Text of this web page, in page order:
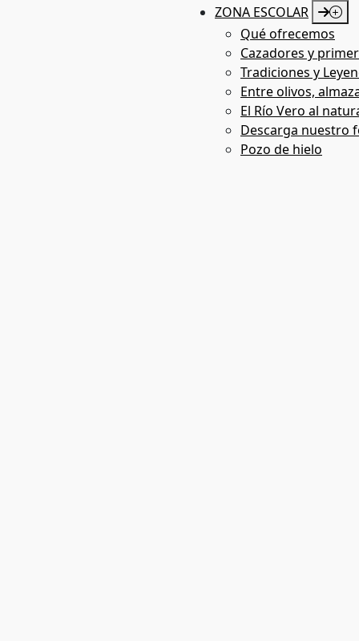
ZONA ESCOLAR
Qué ofrecemos
Cazadores y
Tradiciones y
Entre olivos,
El Río Vero al
Descarga nuestro
Pozo de hielo